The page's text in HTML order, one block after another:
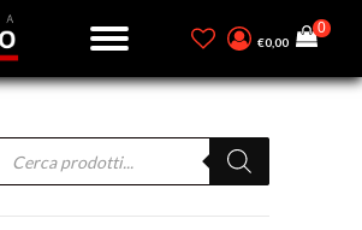
€0,00
Products